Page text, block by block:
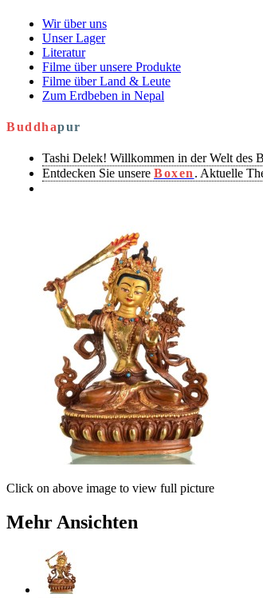
Wir über uns
Unser Lager
Literatur
Filme über unsere Produkte
Filme über Land & Leute
Zum Erdbeben in Nepal
Buddhapur
Tashi Delek! Willkommen in der Welt des
Entdecken Sie unsere Boxen . Aktuelle
Click on above image to view full picture
Mehr Ansichten